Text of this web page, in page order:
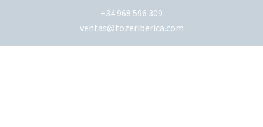
+34 968 596 309
ventas@tozeriberica.com